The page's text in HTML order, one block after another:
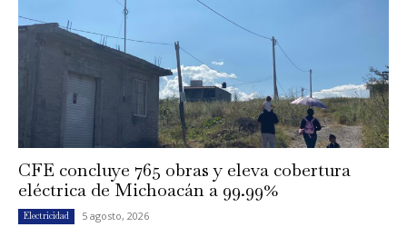
CFE concluye 765 obras y eleva cobertura
eléctrica de Michoacán a 99.99%
Electricidad 5 agosto, 2026